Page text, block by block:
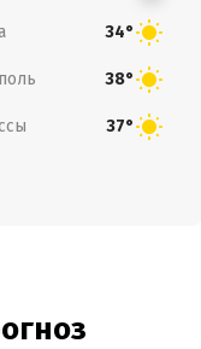
34°
38°
37°